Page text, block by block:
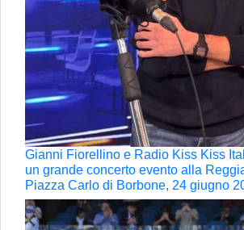
Gianni Fiorellino e Radio Kiss Kiss
un grande concerto evento alla
Piazza Carlo di Borbone, 24 giugno